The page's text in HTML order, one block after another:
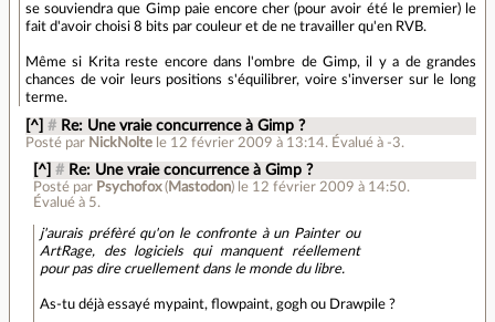
se souviendra que Gimp paie encore cher (pour avoir été le premier) le
fait d'avoir choisi 8 bits par couleur et de ne travailler qu'en RVB.
Même si Krita reste encore dans l'ombre de Gimp, il y a de grandes
chances de voir leurs positions s'équilibrer, voire s'inverser sur le long
terme.
[^] # Re: Une vraie concurrence à Gimp ?
Posté par NickNolte le 12 février 2009 à 13:14. Évalué à -3.
[^] # Re: Une vraie concurrence à Gimp ?
Posté par Psychofox(Mastodon) le 12 février 2009 à 14:50.
Évalué à 5.
j'aurais préfèré qu'on le confronte à un Painter ou
ArtRage, des logiciels qui manquent réellement
pour pas dire cruellement dans le monde du libre.
As-tu déjà essayé mypaint, flowpaint, gogh ou Drawpile ?